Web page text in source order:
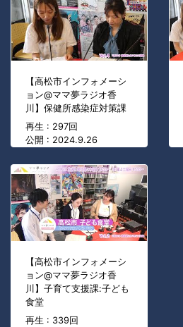
【高松市インフォメーシ
ョン@ママ夢ラジオ香
川】保健所感染症対策課
再生 : 297回
公開 : 2024.9.26
【高松市インフォメーシ
ョン@ママ夢ラジオ香
川】子育て支援課:子ども
食堂
再生 : 339回